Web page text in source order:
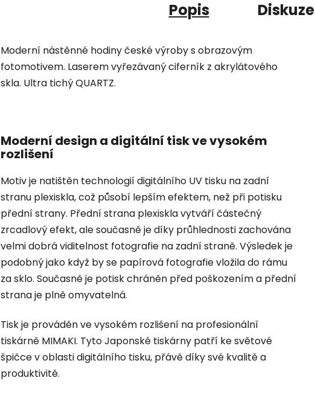
Popis Diskuze
Moderní nástěnné hodiny české výroby s obrazovým
fotomotivem. Laserem vyřezávaný ciferník z akrylátového
skla. Ultra tichý QUARTZ.
Moderní design a digitální tisk ve vysokém
rozlišení
Motiv je natištěn technologií digitálního UV tisku na zadní
stranu plexiskla, což působí lepším efektem, než při potisku
přední strany. Přední strana plexiskla vytváří částečný
zrcadlový efekt, ale současně je díky průhlednosti zachována
velmi dobrá viditelnost fotografie na zadní straně. Výsledek je
podobný jako když by se papírová fotografie vložila do rámu
za sklo. Současně je potisk chráněn před poškozením a přední
strana je plně omyvatelná.
Tisk je prováděn ve vysokém rozlišení na profesionální
tiskárně MIMAKI. Tyto Japonské tiskárny patří ke světové
špičce v oblasti digitálního tisku, přávě díky své kvalitě a
produktivitě.